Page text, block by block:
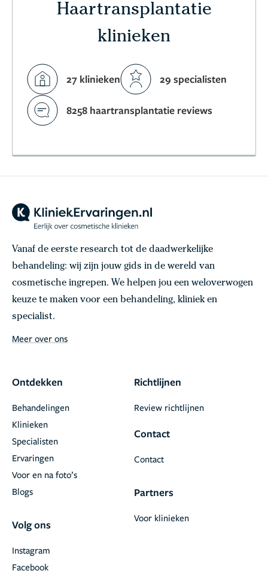
Haartransplantatie
klinieken
27 klinieken 29 specialisten
8258 haartransplantatie reviews
Vanaf de eerste research tot de daadwerkelijke
behandeling: wij zijn jouw gids in de wereld van
cosmetische ingrepen. We helpen jou een weloverwogen
keuze te maken voor een behandeling, kliniek en
specialist.
Meer over ons
Ontdekken
Behandelingen
Klinieken
Specialisten
Ervaringen
Voor en na foto’s
Blogs
Volg ons
Facebook
Instagram
Richtlijnen
Review richtlijnen
Contact
Contact
Partners
Voor klinieken